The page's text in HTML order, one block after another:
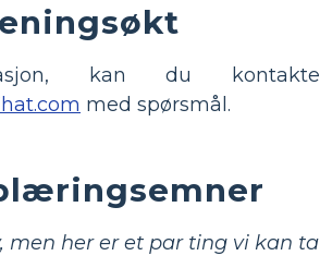
kan du
med spørsmål.
her er et par ting vi kan